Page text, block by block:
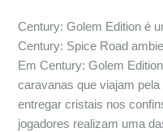
Century: Golem Edition é
Century: Spice Road
Em Century: Golem
caravanas que viajam
entregar cristais nos
jogadores realizam uma